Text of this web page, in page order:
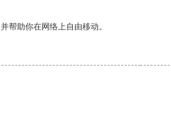
帮助你在网络上自由移动。